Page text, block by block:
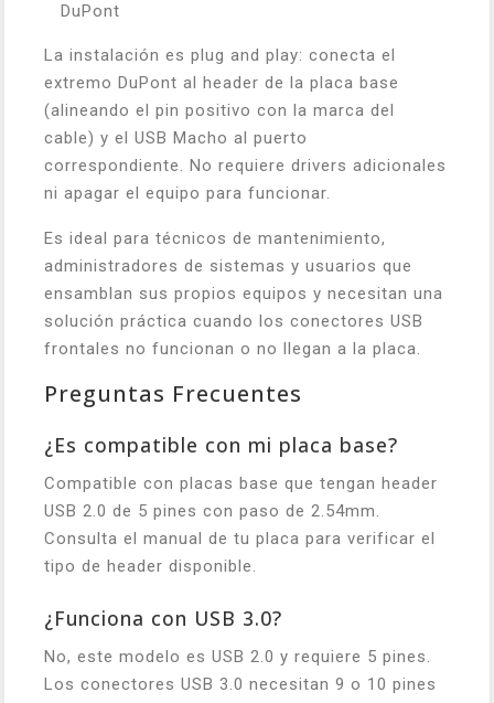
DuPont
La instalación es plug and play: conecta el
extremo DuPont al header de la placa base
(alineando el pin positivo con la marca del
cable) y el USB Macho al puerto
correspondiente. No requiere drivers adicionales
ni apagar el equipo para funcionar.
Es ideal para técnicos de mantenimiento,
administradores de sistemas y usuarios que
ensamblan sus propios equipos y necesitan una
solución práctica cuando los conectores USB
frontales no funcionan o no llegan a la placa.
Preguntas Frecuentes
¿Es compatible con mi placa base?
Compatible con placas base que tengan header
USB 2.0 de 5 pines con paso de 2.54mm.
Consulta el manual de tu placa para verificar el
tipo de header disponible.
¿Funciona con USB 3.0?
No, este modelo es USB 2.0 y requiere 5 pines.
Los conectores USB 3.0 necesitan 9 o 10 pines